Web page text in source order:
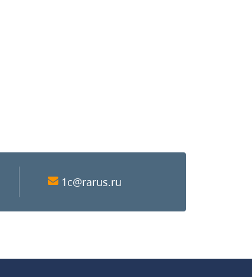
1c@rarus.ru